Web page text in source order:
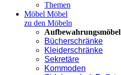
Themen
Möbel Möbel
zu den Möbeln
Aufbewahrungsmöbel
Bücherschränke
Kleiderschränke
Sekretäre
Kommoden